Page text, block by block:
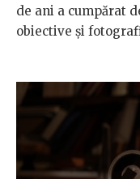
de ani a cumpărat
obiective și